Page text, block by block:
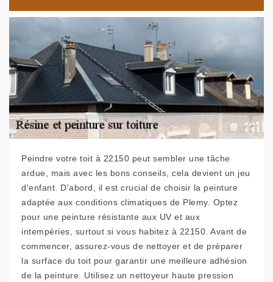
Peindre votre toit à 22150 peut sembler une tâche
ardue, mais avec les bons conseils, cela devient un jeu
d'enfant. D'abord, il est crucial de choisir la peinture
adaptée aux conditions climatiques de Plemy. Optez
pour une peinture résistante aux UV et aux
intempéries, surtout si vous habitez à 22150. Avant de
commencer, assurez-vous de nettoyer et de préparer
la surface du toit pour garantir une meilleure adhésion
de la peinture. Utilisez un nettoyeur haute pression